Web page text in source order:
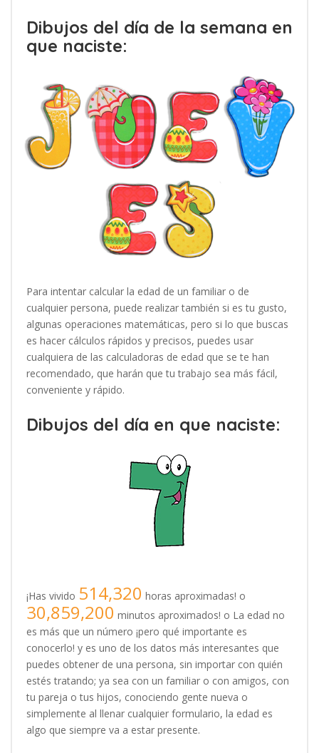
Dibujos del día de la semana en
que naciste:
Para intentar calcular la edad de un familiar o de
cualquier persona, puede realizar también si es tu gusto,
algunas operaciones matemáticas, pero si lo que buscas
es hacer cálculos rápidos y precisos, puedes usar
cualquiera de las calculadoras de edad que se te han
recomendado, que harán que tu trabajo sea más fácil,
conveniente y rápido.
Dibujos del día en que naciste:
¡Has vivido 514,320 horas aproximadas! o
30,859,200 minutos aproximados! o La edad no
es más que un número ¡pero qué importante es
conocerlo! y es uno de los datos más interesantes que
puedes obtener de una persona, sin importar con quién
estés tratando; ya sea con un familiar o con amigos, con
tu pareja o tus hijos, conociendo gente nueva o
simplemente al llenar cualquier formulario, la edad es
algo que siempre va a estar presente.